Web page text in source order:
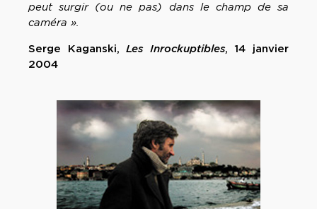
peut surgir (ou ne pas) dans le champ de sa
caméra ».
Serge Kaganski,Les Inrockuptibles, 14 janvier
2004